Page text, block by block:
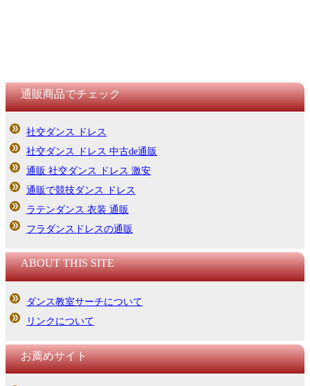
通販商品でチェック
社交ダンス ドレス
社交ダンス ドレス 中古de通販
通販 社交ダンス ドレス 激安
通販で競技ダンス ドレス
ラテンダンス 衣装 通販
フラダンスドレスの通販
ABOUT THIS SITE
ダンス教室サーチについて
リンクについて
お薦めサイト